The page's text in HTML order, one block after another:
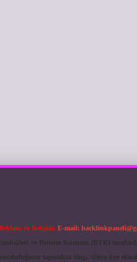
ve İletişim: E-mail:
ve İletişim Kurumu (BTK)
taşımakta olup, siteye üye